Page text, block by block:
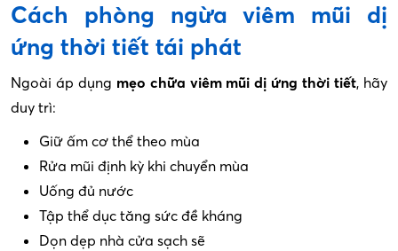
Cách phòng ngừa viêm mũi dị
ứng thời tiết tái phát
Ngoài áp dụng mẹo chữa viêm mũi dị ứng thời tiết, hãy
duy trì:
Giữ ấm cơ thể theo mùa
Rửa mũi định kỳ khi chuyển mùa
Uống đủ nước
Tập thể dục tăng sức đề kháng
Dọn dẹp nhà cửa sạch sẽ